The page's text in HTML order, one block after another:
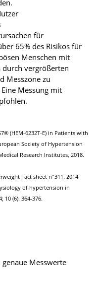
für
65% des Risikos für
Menschen mit
vergrößerten
Messzone zu
Eine Messung mit
(HEM-6232T-E) in Patients with
Society of Hypertension
Research Institutes, 2018.
Fact sheet n°311. 2014
of hypertension in
10 (6): 364-376.
Messwerte